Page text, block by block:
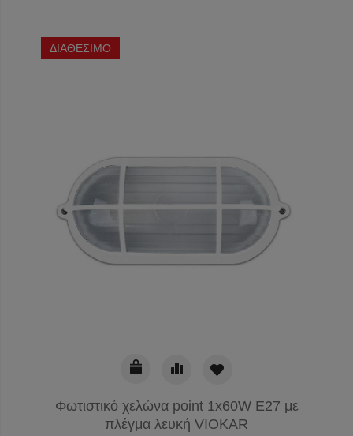
ΔΙΑΘΕΣΙΜΟ
Φωτιστικό χελώνα point 1x60W E27 με
πλέγμα λευκή VIOKAR